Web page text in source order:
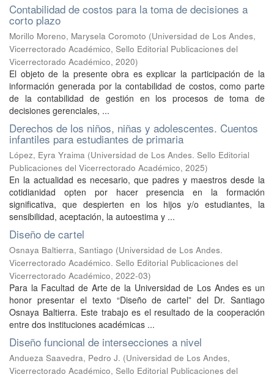
Contabilidad de costos para la toma de decisiones a
corto plazo
Morillo Moreno, Marysela Coromoto (Universidad de Los Andes,
Vicerrectorado Académico, Sello Editorial Publicaciones del
Vicerrectorado Académico, 2020)
El objeto de la presente obra es explicar la participación de la
información generada por la contabilidad de costos, como parte
de la contabilidad de gestión en los procesos de toma de
decisiones gerenciales, ...
Derechos de los niños, niñas y adolescentes. Cuentos
infantiles para estudiantes de primaria
López, Eyra Yraima (Universidad de Los Andes. Sello Editorial
Publicaciones del Vicerrectorado Académico, 2025)
En la actualidad es necesario, que padres y maestros desde la
cotidianidad opten por hacer presencia en la formación
significativa, que despierten en los hijos y/o estudiantes, la
sensibilidad, aceptación, la autoestima y ...
Diseño de cartel
Osnaya Baltierra, Santiago (Universidad de Los Andes.
Vicerrectorado Académico. Sello Editorial Publicaciones del
Vicerrectorado Académico, 2022-03)
Para la Facultad de Arte de la Universidad de Los Andes es un
honor presentar el texto “Diseño de cartel” del Dr. Santiago
Osnaya Baltierra. Este trabajo es el resultado de la cooperación
entre dos instituciones académicas ...
Diseño funcional de intersecciones a nivel
Andueza Saavedra, Pedro J. (Universidad de Los Andes,
Vicerrectorado Académico, Sello Editorial Publicaciones del